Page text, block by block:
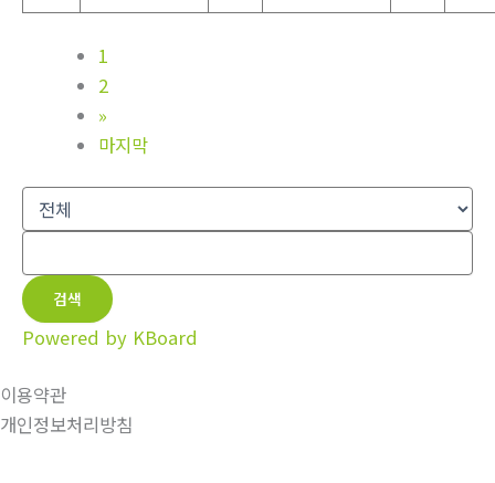
1
2
»
마지막
검색
Powered by KBoard
이용약관
개인정보처리방침